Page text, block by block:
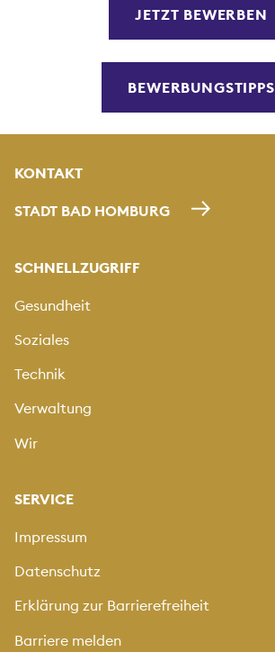
JETZT BEWERBEN
BEWERBUNGSTIPPS
KONTAKT
STADT BAD HOMBURG
SCHNELLZUGRIFF
Gesundheit
Soziales
Technik
Verwaltung
Wir
SERVICE
Impressum
Datenschutz
Erklärung zur Barrierefreiheit
Barriere melden